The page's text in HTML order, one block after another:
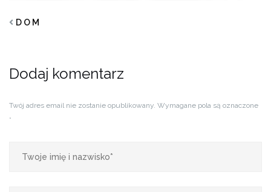
D O M
Dodaj komentarz
Twój adres email nie zostanie opublikowany. Wymagane pola są oznaczone
*